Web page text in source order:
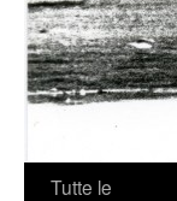
Tutte le